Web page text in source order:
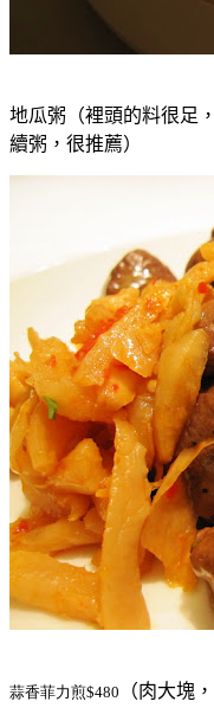
地瓜粥（裡頭的料很足
續粥，很推薦）
蒜香菲力煎$480 （肉大塊